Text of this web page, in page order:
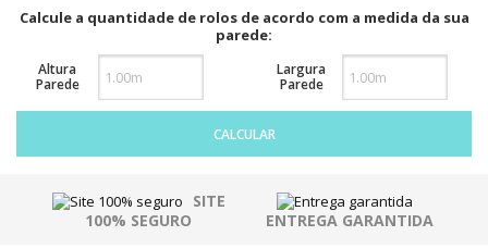
Calcule a quantidade de rolos de acordo com a medida da sua
parede:
Altura
Parede
Largura
Parede
CALCULAR
SITE
100% SEGURO
ENTREGA GARANTIDA